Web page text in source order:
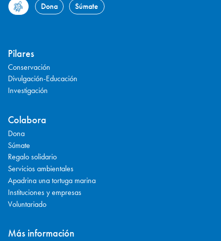
Dona Súmate
Pilares
Conservación
Divulgación-Educación
Investigación
Colabora
Dona
Súmate
Regalo solidario
Servicios ambientales
Apadrina una tortuga marina
Instituciones y empresas
Voluntariado
Más información